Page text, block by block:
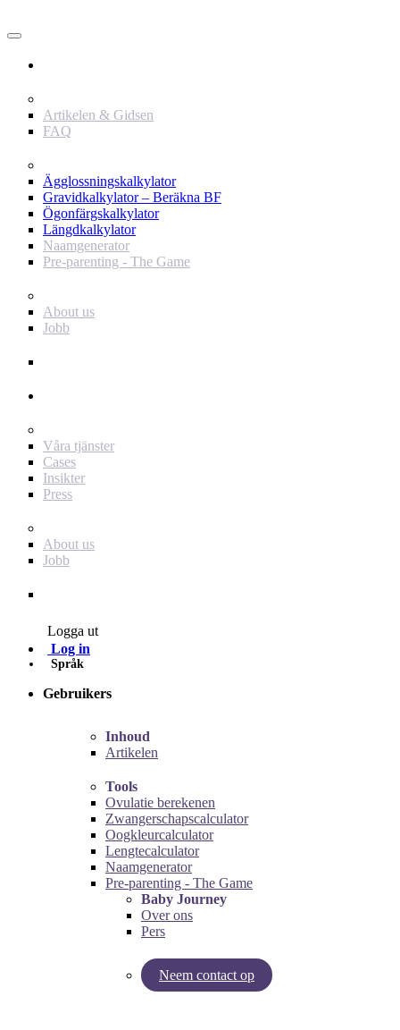
Artikelen & Gidsen
FAQ
Ägglossningskalkylator
Gravidkalkylator – Beräkna BF
Ögonfärgskalkylator
Längdkalkylator
Naamgenerator
Pre-parenting - The Game
About us
Jobb
Våra tjänster
Cases
Insikter
Press
About us
Jobb
Logga ut
Log in
Språk
Gebruikers
Inhoud
Artikelen
Tools
Ovulatie berekenen
Zwangerschapscalculator
Oogkleurcalculator
Lengtecalculator
Naamgenerator
Pre-parenting - The Game
Baby Journey
Over ons
Pers
Neem contact op
Try our pregnancy calculator!